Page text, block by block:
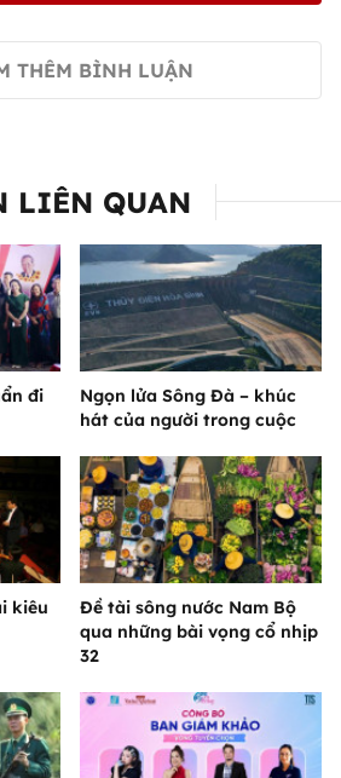
THÊM BÌNH LUẬN
LIÊN QUAN
đi
Ngọn lửa Sông Đà – khúc
hát của người trong cuộc
kiêu
Đề tài sông nước Nam Bộ
qua những bài vọng cổ nhịp
32